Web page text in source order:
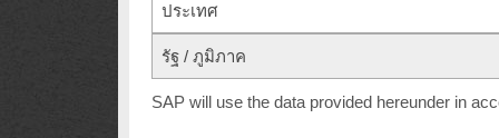
ประเทศ
รัฐ / ภูมิภาค
SAP will use the data provided hereunder in